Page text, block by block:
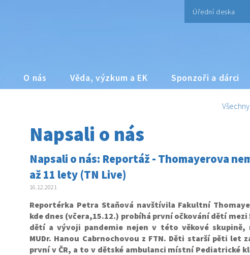
Úřední deska
O nás Věda, výzkum a EK Sponzoři a dárci
Napsali o nás
Napsali o nás: Reportáž - Thomayerova
až 11 lety (TN Live)
16.12.2021
Reportérka Petra Staňová navštívila Fakultní
kde dnes (včera,15.12.) probíhá první očkování dětí mezi
dětí a vývoji pandemie nejen v této věkové skupině,
MUDr. Hanou Cabrnochovou z FTN. Děti starší pěti let
první v ČR, a to v dětské ambulanci místní Pediatrické